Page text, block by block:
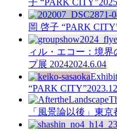
子 “PARK CITY”
岡 啓子 “PARK
ィル・エコー：境
プ展 20242024.6.04
“PARK CITY”
「風景論以後」東